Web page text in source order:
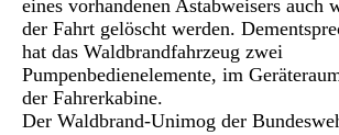
eines vorhandenen Astabweisers auch
der Fahrt gelöscht werden.
hat das Waldbrandfahrzeug zwei
Pumpenbedienelemente, im
der Fahrerkabine.
Der Waldbrand-Unimog der